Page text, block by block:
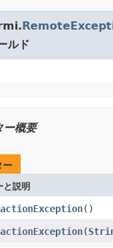
ルド
ー概要
ー
と説明
()
(